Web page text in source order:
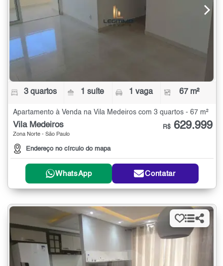
3 quartos 1 suíte 1 vaga 67 m²
Apartamento à Venda na Vila Medeiros com 3 quartos - 67 m²
Vila Medeiros
Zona Norte - São Paulo
Endereço no círculo do mapa
R$ 629.999
WhatsApp Contatar